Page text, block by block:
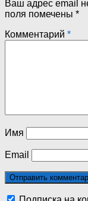
Ваш адрес email
поля помечены *
Комментарий *
Имя
Email